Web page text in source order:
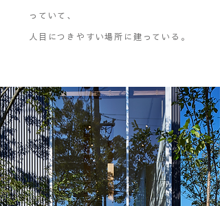
っていて、
人目につきやすい場所に建っている。